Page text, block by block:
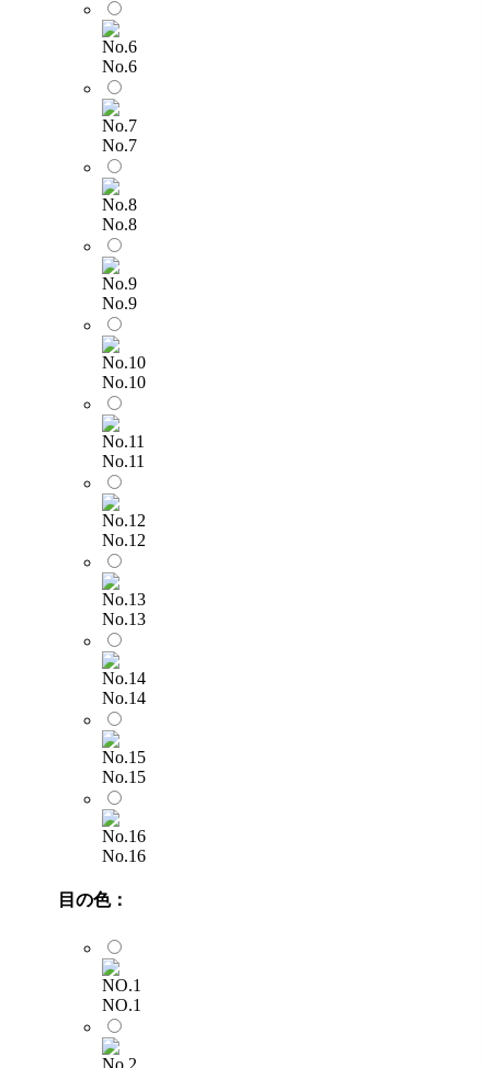
No.6
No.7
No.8
No.9
No.10
No.11
No.12
No.13
No.14
No.15
No.16
目の色：
NO.1